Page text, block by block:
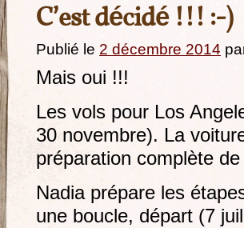
C’est décidé !!! :-)
Publié le 2 décembre 2014
Mais oui !!!
Les vols pour Los
30 novembre). La
préparation complète
Nadia prépare les
une boucle, départ (7